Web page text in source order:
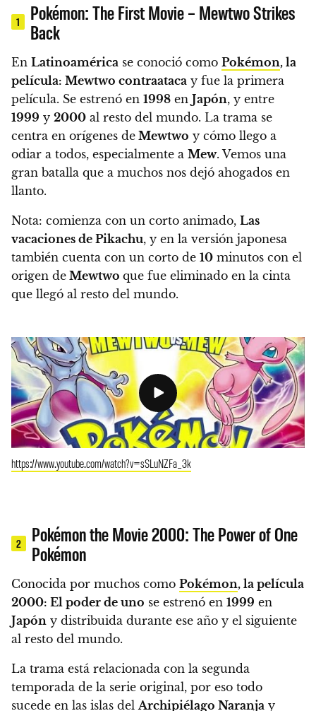
1
Pokémon: The First Movie – Mewtwo Strikes
Back
En Latinoamérica se conoció como Pokémon, la
película: Mewtwo contraataca y fue la primera
película. Se estrenó en 1998 en Japón, y entre
1999 y 2000 al resto del mundo. La trama se
centra en orígenes de Mewtwo y cómo llego a
odiar a todos, especialmente a Mew. Vemos una
gran batalla que a muchos nos dejó ahogados en
llanto.
Nota: comienza con un corto animado, Las
vacaciones de Pikachu, y en la versión japonesa
también cuenta con un corto de 10 minutos con el
origen de Mewtwo que fue eliminado en la cinta
que llegó al resto del mundo.
https://www.youtube.com/watch?v=sSLuNZFa_3k
2
Pokémon the Movie 2000: The Power of One
Pokémon
Conocida por muchos como Pokémon, la película
2000: El poder de uno se estrenó en 1999 en
Japón y distribuida durante ese año y el siguiente
al resto del mundo.
La trama está relacionada con la segunda
temporada de la serie original, por eso todo
sucede en las islas delArchipiélago Naranja y